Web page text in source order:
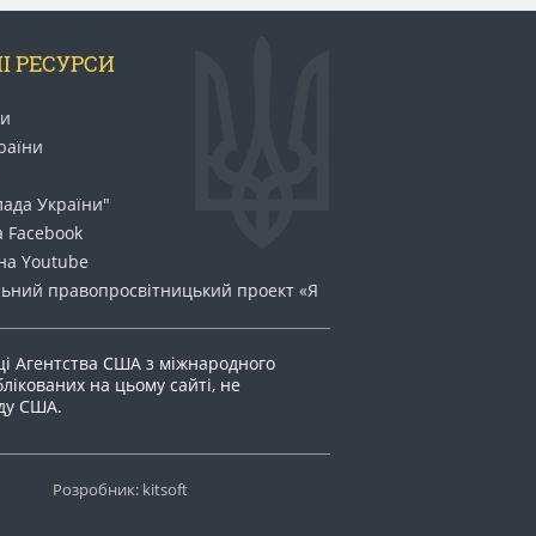
РЕСУРСИ
України"
Facebook
Youtube
право​просвітницький проект «Я
Агентства США з міжнародного
на цьому сайті, не
США.
Розробник: kitsoft